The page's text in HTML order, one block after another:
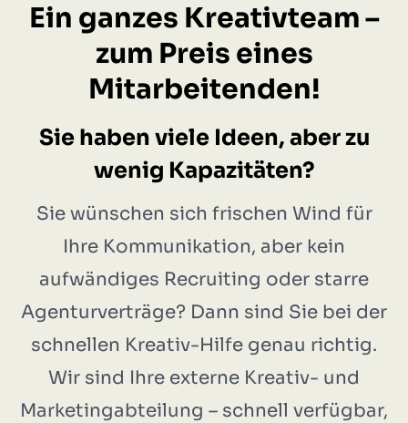
Ein ganzes Kreativteam –
zum Preis eines
Mitarbeitenden!
Sie haben viele Ideen, aber zu
wenig Kapazitäten?
Sie wünschen sich frischen Wind für
Ihre Kommunikation, aber kein
aufwändiges Recruiting oder starre
Agenturverträge? Dann sind Sie bei der
schnellen Kreativ-Hilfe genau richtig.
Wir sind Ihre externe Kreativ- und
Marketingabteilung – schnell verfügbar,